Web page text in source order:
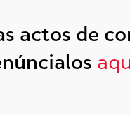
actos de